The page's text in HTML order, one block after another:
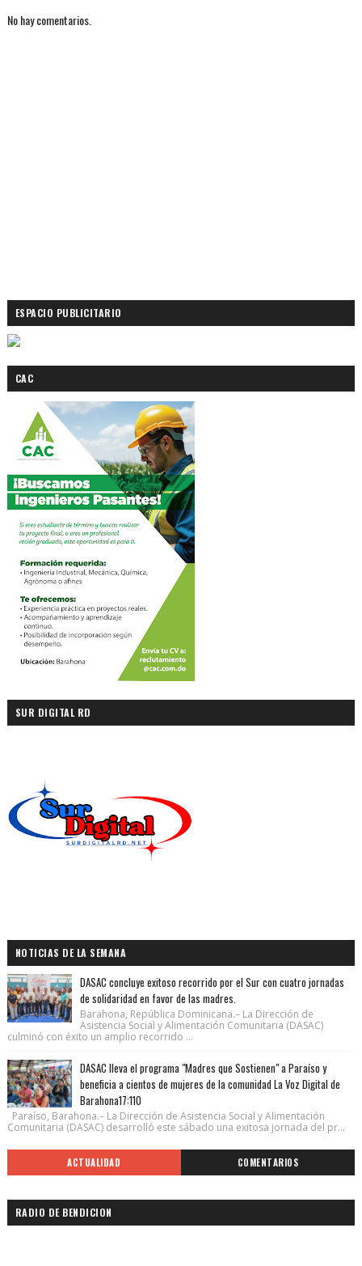
No hay comentarios.
ESPACIO PUBLICITARIO
CAC
SUR DIGITAL RD
NOTICIAS DE LA SEMANA
DASAC concluye exitoso recorrido por el Sur con cuatro jornadas
de solidaridad en favor de las madres.
Barahona, República Dominicana.– La Dirección de
Asistencia Social y Alimentación Comunitaria (DASAC)
culminó con éxito un amplio recorrido ...
DASAC lleva el programa "Madres que Sostienen" a Paraíso y
beneficia a cientos de mujeres de la comunidad La Voz Digital de
Barahona17:110
Paraíso, Barahona.– La Dirección de Asistencia Social y Alimentación
Comunitaria (DASAC) desarrolló este sábado una exitosa jornada del pr...
ACTUALIDAD COMENTARIOS
RADIO DE BENDICION